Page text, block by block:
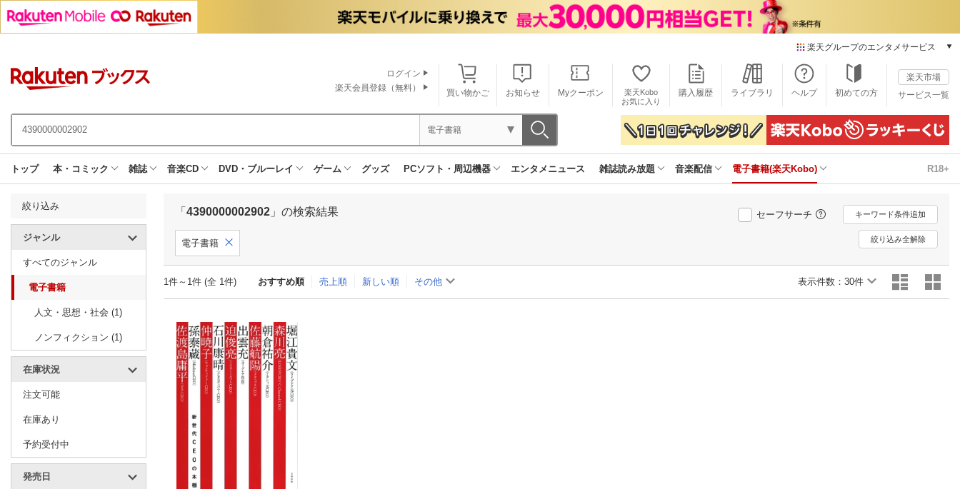
楽天グループのエンタメサービス
本/ゲーム/CD/DVD
楽天ブックス
電子書籍
楽天Kobo
雑誌読み放題
楽天ミュージック
動画配信
楽天TV
動画配信ガイド
Rチャンネル
買い物かご お知らせ Myクーポン
楽天Kobo
お気に入り
購入履歴 ライブラリ ヘルプ 初めての方
楽天市場
サービス一覧
ログイン
楽天会員登録（無料）
電子書籍
トップ 本・コミック 雑誌 音楽CD DVD・ブルーレイ ゲーム グッズ PCソフト・周辺機器 エンタメニュース 雑誌読み放題 音楽配信 電子書籍(楽天Kobo) R18+
絞り込み
ジャンル
すべてのジャンル
電子書籍
人文・思想・社会 (1)
ノンフィクション (1)
在庫状況
注文可能
在庫あり
予約受付中
発売日
「 4390000002902 」の検索結果 セーフサーチ キーワード条件追加
電子書籍 絞り込み全解除
1件～1件 (全 1件) おすすめ順 売上順 新しい順 その他 表示件数： 30件